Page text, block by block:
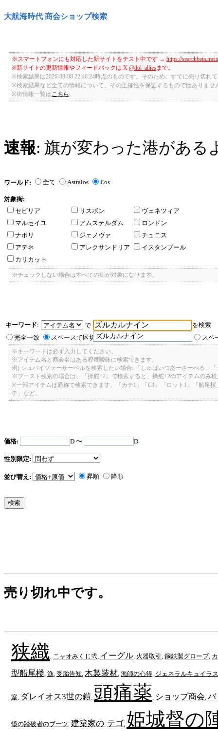
大航海時代 商会ショップ検索
※スマートフォンにも対応した新サイトをテスト中です → https://
※新サイトの更新情報やフィードバックは X @dol_alliesまで。
※検索結果は2026-08-08 22:46:24時点のものです。そのため、すでに売り切れ
※検索結果など全ての情報について、その正確性を保証するものではありませ
※街情報一覧は こちら
速報: 旗が変わった港がある
ワールド: 全て Astraios Eos
対象街:
セビリア
リスボン
ヴェネツィア
マルセイユ
アムステルダム
ロンドン
ナポリ
ジェノヴァ
チュニス
アテネ
アレクサンドリア
イスタンブール
カリカット
※チェックしない場合はすべての街が対象になります。
キーワード:
で
ズルカルナイン
を検索
完全一致
スペースで区切ったキーワードのいずれかを含む スペ
※キーワードは必ず入力してください。
※アイテム名と商会名はある程度曖昧に検索できます。
例) シュバイツァーサーベルを検索したい場合: 「しゅばいつあーさーべる」
※ブースト検索の場合は、「操舵+2」で検索すると、操舵+2のアイテムのみ
※一部アイテムは通称で検索できます。「カテ1」「C1」「ロット1」「船尾
テ」など。
価格: D 〜 D
性別限定:
並び替え: 昇順 降順
売り切れ中です。
狭織 ニャオみくじ弐 イーグル 火器取引 鋼鉄製グローブ
型船尾楼 漁 受胎告知 木製装材 漁師の心得 ジェネラルキュイラス
室 ダレイオス3世の鎧 頭痛薬 ショップ商会 バ
憶の踏破者のブーツ 建築家の テゴ 姫城督の